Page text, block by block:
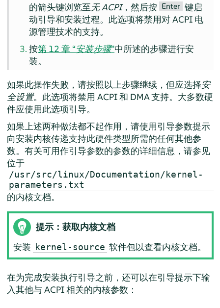
的箭头键浏览至无 ACPI，然后按 Enter 键启
动引导和安装过程。此选项将禁用对 ACPI 电
源管理技术的支持。
按第 12 章 “安装步骤”中所述的步骤进行安
装。
如果此操作失败，请按照以上步骤继续，但应选择安
全设置。此选项将禁用 ACPI 和 DMA 支持。大多数硬
件应使用此选项引导。
如果上述两种做法都不起作用，请使用引导参数提示
向安装内核传递支持此硬件类型所需的任何其他参
数。有关可用作引导参数的参数的详细信息，请参见
位于
/usr/src/linux/Documentation/kernel-
parameters.txt
的内核文档。
提示：获取内核文档
安装 kernel-source 软件包以查看内核文档。
在为完成安装执行引导之前，还可以在引导提示下输
入其他与 ACPI 相关的内核参数：